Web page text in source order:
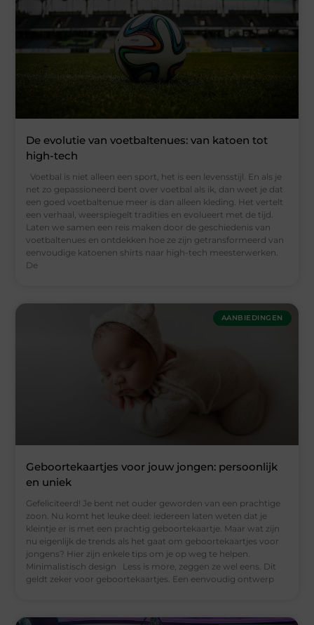
De evolutie van voetbaltenues: van katoen tot
high-tech
Voetbal is niet alleen een sport, het is een levensstijl. En als je
net zo gepassioneerd bent over voetbal als ik, dan weet je dat
een goed voetbaltenue meer is dan alleen kleding. Het vertelt
een verhaal, weerspiegelt tradities en evolueert met de tijd.
Laten we samen een reis maken door de geschiedenis van
voetbaltenues en ontdekken hoe ze zijn getransformeerd van
eenvoudige katoenen shirts naar high-tech meesterwerken.
De
AANBIEDINGEN
Geboortekaartjes voor jouw jongen: persoonlijk
en uniek
Gefeliciteerd! Je bent net ouder geworden van een prachtige
zoon. Nu komt het leuke deel: iedereen laten weten dat je
kleintje er is met een prachtig geboortekaartje. Maar wat zijn
nu eigenlijk de trends als het gaat om geboortekaartjes voor
jongens? Hier zijn enkele tips om je op weg te helpen.
Minimalistisch design Less is more, zeggen ze wel eens. Dit
geldt zeker voor geboortekaartjes. Een eenvoudig ontwerp